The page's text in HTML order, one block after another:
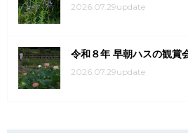
2026.07.29update
令和８年 早朝ハスの観賞
2026.07.29update